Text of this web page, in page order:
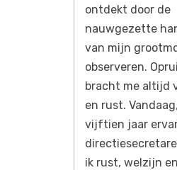
ontdekt door de
nauwgezette
van mijn
observeren.
bracht me altijd
en rust.
vijftien jaar
ik rust, welzijn